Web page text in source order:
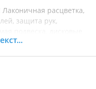
расцветка,
защита рук,
писать о
драйверу придется